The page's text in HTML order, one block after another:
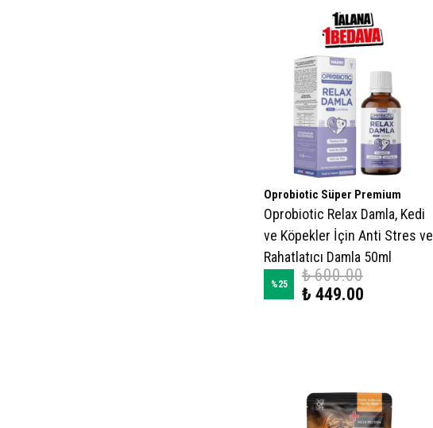
Oprobiotic Süper Premium
Oprobiotic Relax Damla, Kedi
ve Köpekler İçin Anti Stres ve
Rahatlatıcı Damla 50ml
%25
₺ 600.00
₺ 449.00